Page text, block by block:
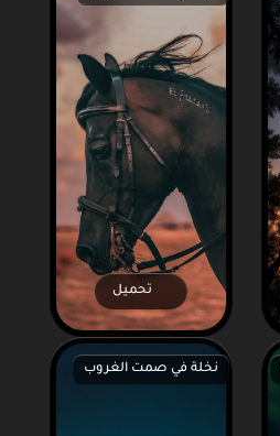
تحميل
نخلة في صمت الغروب